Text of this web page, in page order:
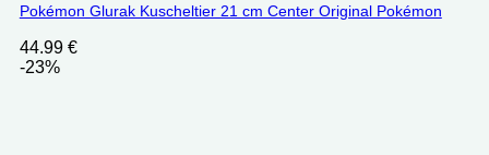
Pokémon Glurak Kuscheltier 21 cm Center Original Pokémon
44.99 €
-23%